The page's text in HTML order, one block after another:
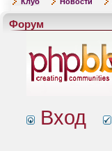
Форум
Вход